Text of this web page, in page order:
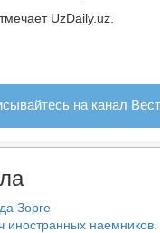
UzDaily.uz.
на канал
Зорге
наемников.